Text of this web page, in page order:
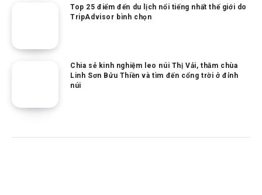
Top 25 điểm đến du lịch nổi tiếng nhất thế giới do
TripAdvisor bình chọn
Chia sẻ kinh nghiệm leo núi Thị Vải, thăm chùa
Linh Sơn Bửu Thiền và tìm đến cổng trời ở đỉnh
núi